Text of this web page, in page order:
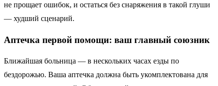
не прощает ошибок, и остаться без снаряжения в такой глуши
— худший сценарий.
Аптечка первой помощи: ваш главный союзник
Ближайшая больница — в нескольких часах езды по
бездорожью. Ваша аптечка должна быть укомплектована для